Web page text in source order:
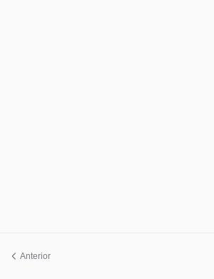
Anterior